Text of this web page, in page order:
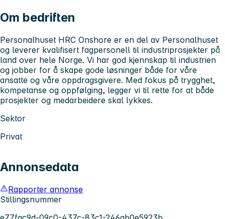
Om bedriften
Personalhuset HRC Onshore er en del av Personalhuset
og leverer kvalifisert fagpersonell til industriprosjekter på
land over hele Norge. Vi har god kjennskap til industrien
og jobber for å skape gode løsninger både for våre
ansatte og våre oppdragsgivere. Med fokus på trygghet,
kompetanse og oppfølging, legger vi til rette for at både
prosjekter og medarbeidere skal lykkes.
Sektor
Privat
Annonsedata
Rapporter annonse
Stillingsnummer